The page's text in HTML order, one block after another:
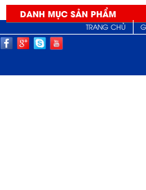
DANH MỤC SẢN PHẨM
TRANG CHỦ